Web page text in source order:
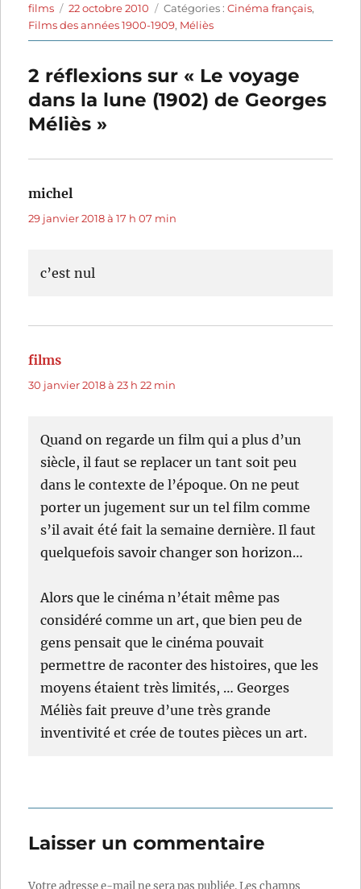
Auteur
films
Publié
le
22 octobre 2010 Catégories
Catégories :Cinéma français,
Films des années 1900-1909, Méliès
2 réflexions sur « Le voyage
dans la lune (1902) de Georges
Méliès »
michel
29 janvier 2018 à 17 h 07 min
c’est nul
films
30 janvier 2018 à 23 h 22 min
Quand on regarde un film qui a plus d’un
siècle, il faut se replacer un tant soit peu
dans le contexte de l’époque. On ne peut
porter un jugement sur un tel film comme
s’il avait été fait la semaine dernière. Il faut
quelquefois savoir changer son horizon…
Alors que le cinéma n’était même pas
considéré comme un art, que bien peu de
gens pensait que le cinéma pouvait
permettre de raconter des histoires, que les
moyens étaient très limités, … Georges
Méliès fait preuve d’une très grande
inventivité et crée de toutes pièces un art.
Laisser un commentaire